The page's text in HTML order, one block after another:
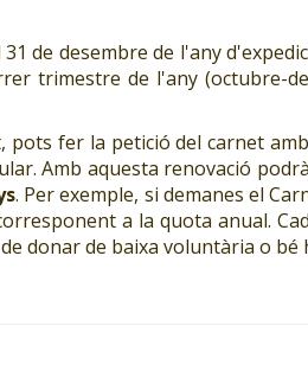
de desembre de l'any
trimestre de l'any (octubre-
pots fer la petició del carnet amb
Amb aquesta renovació
. Per exemple, si demanes el
a la quota anual.
donar de baixa voluntària o bé